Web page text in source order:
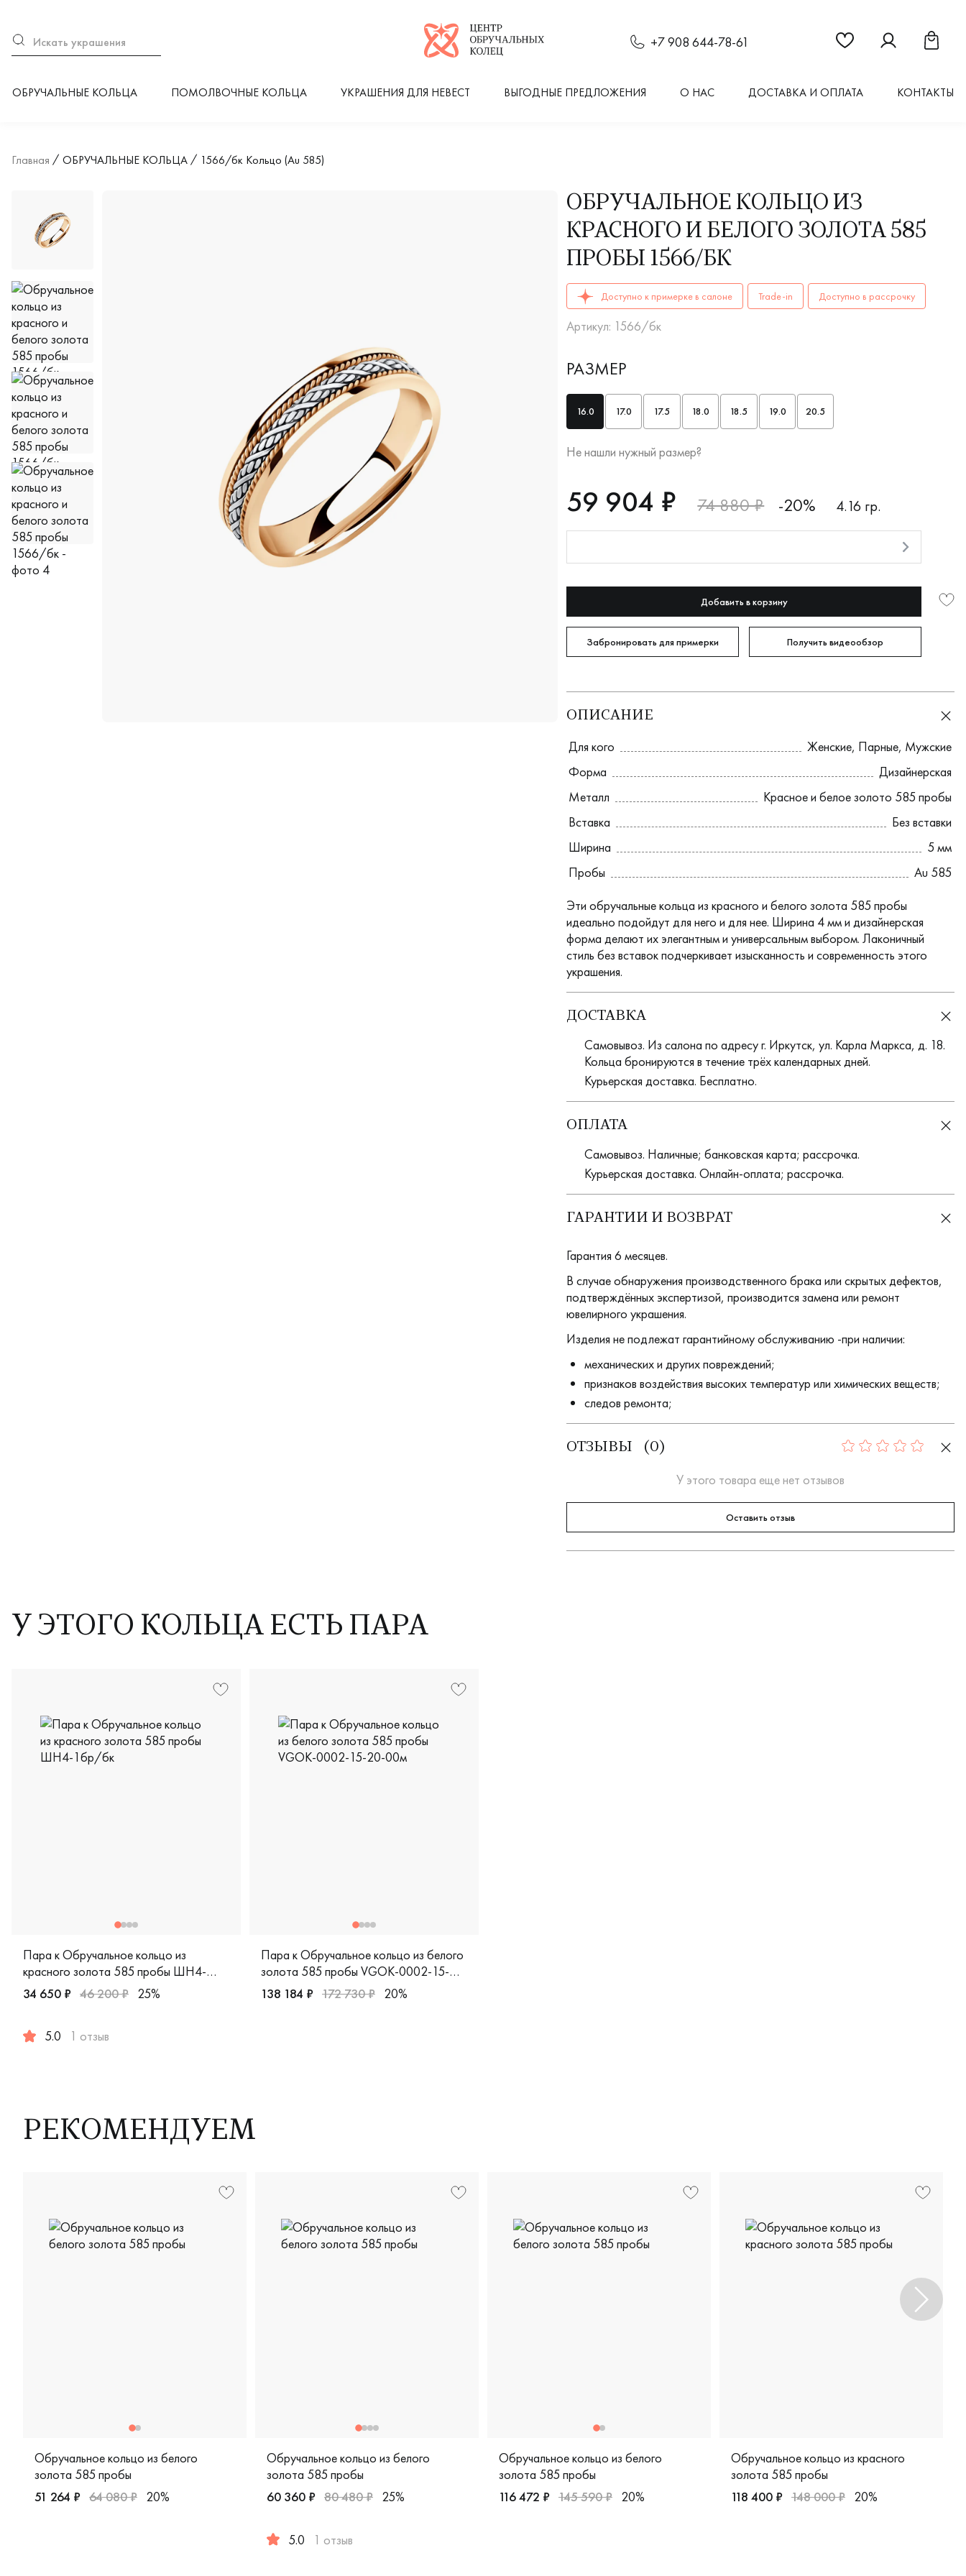
Логотип компании
+7 908 644-78-61 Ссылка на страницу
Ссылка наСсылка
ОБРУЧАЛЬНЫЕ КОЛЬЦА ПОМОЛВОЧНЫЕ КОЛЬЦА УКРАШЕНИЯ ДЛЯ НЕВЕСТ ВЫГОДНЫЕ ПРЕДЛОЖЕНИЯ О НАС ДОСТАВКА И ОПЛАТА КОНТАКТЫ
Главная ОБРУЧАЛЬНЫЕ КОЛЬЦА 1566/бк Кольцо (Au 585)
ОБРУЧАЛЬНОЕ КОЛЬЦО ИЗ
КРАСНОГО И БЕЛОГО ЗОЛОТА 585
ПРОБЫ 1566/БК
ОБРУЧАЛЬНЫЕ КОЛЬЦА женские, мужские, парные 1566/бк AU 585 купить
Доступно к примерке в салоне Trade-in Доступно в рассрочку
Артикул: 1566/бк
РАЗМЕР
16.0 17.0 17.5 18.0 18.5 19.0 20.5
Не нашли нужный размер?
RUB
59904
59 904 ₽ 74 880 ₽ -20% 4.16 гр.
Добавить в корзину
Забронировать для примерки Получить видеообзор
ОПИСАНИЕ
Для кого Женские, Парные, Мужские
Форма
Дизайнерская
Металл
Красное и белое золото 585 пробы
Вставка
Без вставки
Ширина
5 мм
Пробы
Au 585
Эти обручальные кольца из красного и белого золота 585 пробы
идеально подойдут для него и для нее. Ширина 4 мм и дизайнерская
форма делают их элегантным и универсальным выбором. Лаконичный
стиль без вставок подчеркивает изысканность и современность этого
украшения.
ДОСТАВКА
Самовывоз. Из салона по адресу г. Иркутск, ул. Карла Маркса, д. 18.
Кольца бронируются в течение трёх календарных дней.
Курьерская доставка. Бесплатно.
ОПЛАТА
Самовывоз. Наличные; банковская карта; рассрочка.
Курьерская доставка. Онлайн-оплата; рассрочка.
ГАРАНТИИ И ВОЗВРАТ
Гарантия 6 месяцев.
В случае обнаружения производственного брака или скрытых дефектов,
подтверждённых экспертизой, производится замена или ремонт
ювелирного украшения.
Изделия не подлежат гарантийному обслуживанию -при наличии:
механических и других повреждений;
признаков воздействия высоких температур или химических веществ;
следов ремонта;
ОТЗЫВЫ ( 0 ) 0
У этого товара еще нет отзывов
Оставить отзыв
У ЭТОГО КОЛЬЦА ЕСТЬ ПАРА
Пара к Обручальное кольцо из
красного золота 585 пробы ШН4-
1бр/бк
34 650 ₽ 46 200 ₽ 25%
5.0 1 отзыв
Пара к Обручальное кольцо из белого
золота 585 пробы VGOK-0002-15-
20-00м
138 184 ₽ 172 730 ₽ 20%
РЕКОМЕНДУЕМ
Обручальное кольцо из белого
золота 585 пробы
Мужские, парные, белое золото 585 пробы, comfort fit, дизайнерская, 210-000-395
51 264 ₽ 64 080 ₽ 20%
Обручальное кольцо из белого
золота 585 пробы
60 360 ₽ 80 480 ₽ 25%
5.0 1 отзыв
Обручальное кольцо из белого
золота 585 пробы
116 472 ₽ 145 590 ₽ 20%
Обручальное кольцо из красного
золота 585 пробы
118 400 ₽ 148 000 ₽ 20%